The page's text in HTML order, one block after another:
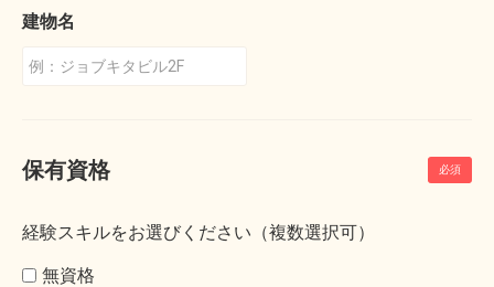
建物名
保有資格
経験スキルをお選びください（複数選択可）
無資格